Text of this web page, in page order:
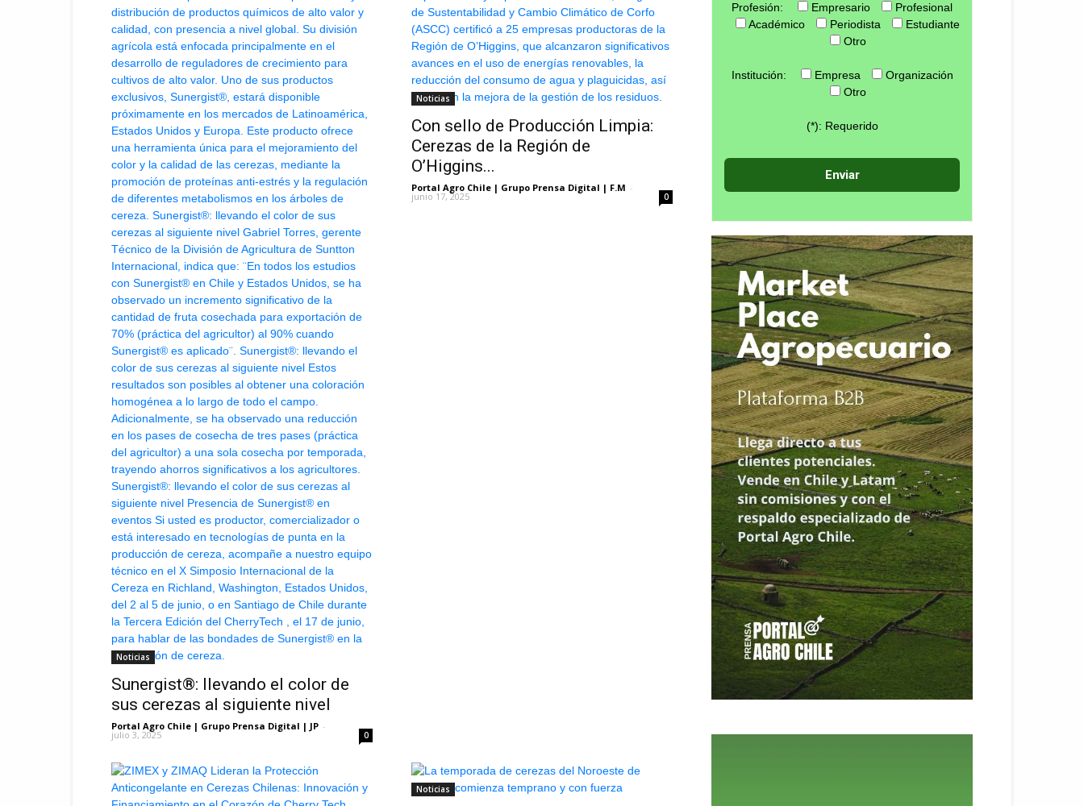
Noticias
Sunergist®: llevando el color de
sus cerezas al siguiente nivel
Portal Agro Chile | Grupo Prensa Digital | JP -
julio 3, 2025 0
Noticias
Con sello de Producción Limpia:
Cerezas de la Región de
O’Higgins...
Portal Agro Chile | Grupo Prensa Digital | F.M -
junio 17, 2025 0
Noticias
Profesión: Empresario
Profesional
Académico
Periodista
Estudiante
Otro
Institución: Empresa
Organización
Otro
(*): Requerido